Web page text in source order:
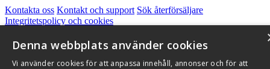
Kontakta oss Kontakt och support Sök återförsäljare
Integritetspolicy och cookies
Qnister Visselblåsningsfunktion
© 2026 Flexit AB. Alla rättigheter förbehållna
Denna webbplats använder cookies
Vi använder cookies för att anpassa innehåll, annonser och för att